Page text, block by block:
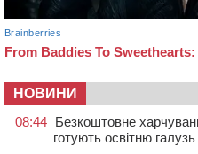
НОВИНИ
08:44 Безкоштовне
готують освітню